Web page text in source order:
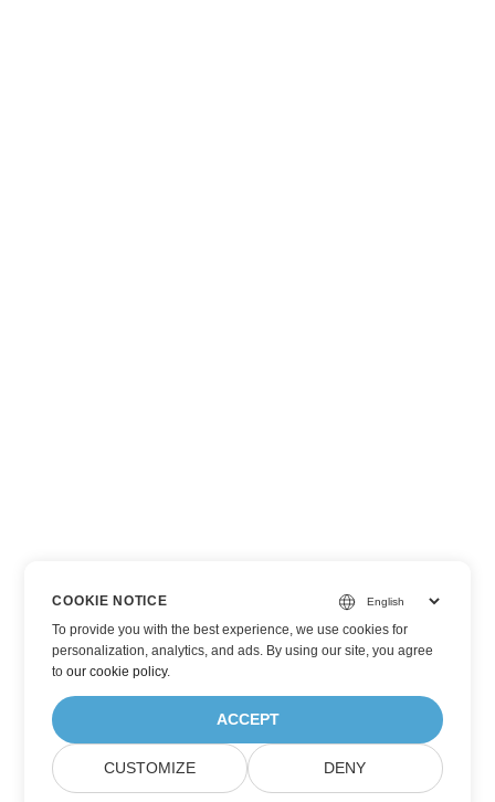
COOKIE NOTICE
To provide you with the best experience, we use cookies for
personalization, analytics, and ads. By using our site, you agree
toour cookie policy.
ACCEPT
CUSTOMIZE DENY